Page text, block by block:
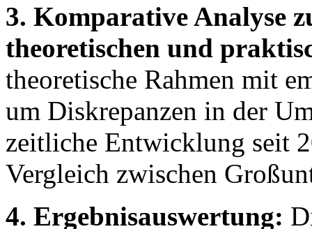
3. Komparative Analyse
theoretischen und
theoretische Rahmen mit
um Diskrepanzen in der
zeitliche Entwicklung seit
Vergleich zwischen
4. Ergebnisauswertung: